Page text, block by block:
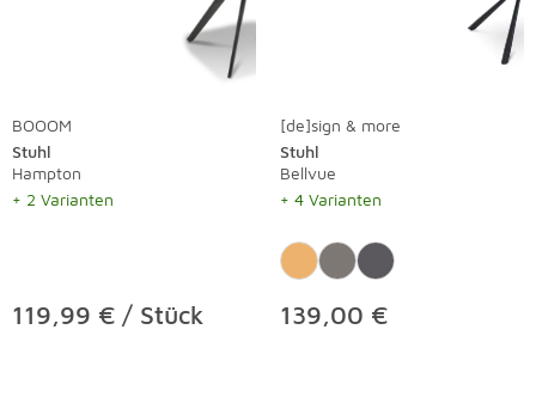
BOOOM
Stuhl
Hampton
+ 2 Varianten
119,99 € / Stück
[de]sign & more
Stuhl
Bellvue
+ 4 Varianten
139,00 €